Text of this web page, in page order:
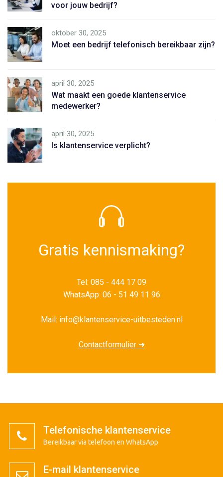
voor jouw bedrijf?
oktober 30, 2025
Moet een bedrijf telefonisch bereikbaar zijn?
april 30, 2025
Wat maakt een goede klantenservice
medewerker?
april 30, 2025
Is klantenservice verplicht?
Gratis kennismaking?
Tel: 085 - 444 17 09
WhatsApp: 06 - 51 49 11 96
Mail: info@klantenservice-uitbesteden.nl
Contactformulier ➜
Telefonische klantenservice
Bereikbaar via telefoon en WhatsApp
E-mail klantenservice